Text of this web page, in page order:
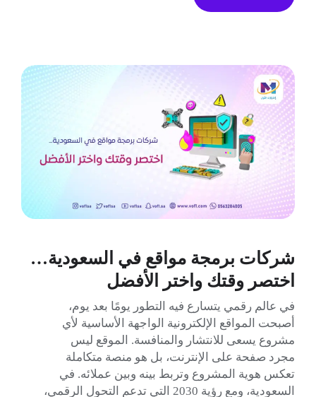
شركات برمجة مواقع في السعودية…
اختصر وقتك واختر الأفضل
في عالم رقمي يتسارع فيه التطور يومًا بعد يوم،
أصبحت المواقع الإلكترونية الواجهة الأساسية لأي
مشروع يسعى للانتشار والمنافسة. الموقع ليس
مجرد صفحة على الإنترنت، بل هو منصة متكاملة
تعكس هوية المشروع وتربط بينه وبين عملائه. في
السعودية، ومع رؤية 2030 التي تدعم التحول الرقمي،